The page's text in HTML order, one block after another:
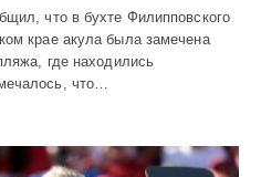
что в бухте Филипповского
крае акула была замечена
где находились
что…